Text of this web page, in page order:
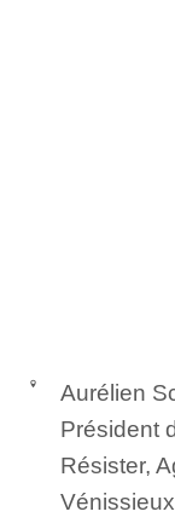
Aurélien
Président
Résister,
Vénissieux